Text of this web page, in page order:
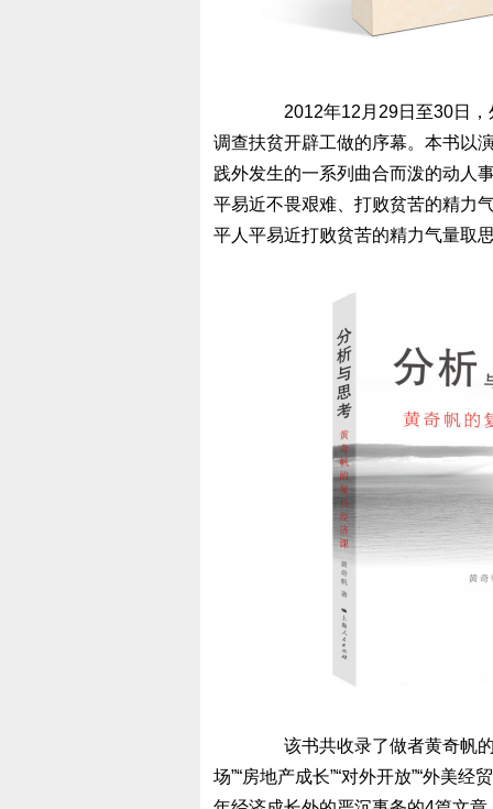
2012年12月29日至30日，
调查扶贫开辟工做的序幕。本书以
践外发生的一系列曲合而泼的动人
平易近不畏艰难、打败贫苦的精力
平人平易近打败贫苦的精力气量取
该书共收录了做者黄奇帆的
场”“房地产成长”“对外开放”“外美